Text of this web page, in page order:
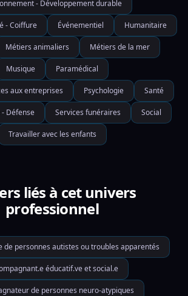
- Développement durable
- Coiffure Événementiel Humanitaire
Métiers animaliers Métiers de la mer
Musique Paramédical
aux entreprises Psychologie Santé
Défense Services funéraires Social
Travailler avec les enfants
liés à cet univers
professionnel
de personnes autistes ou troubles apparentés
éducatif.ve et social.e
de personnes neuro-atypiques